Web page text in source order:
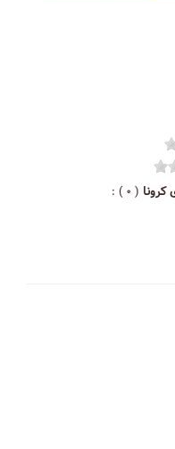
( ۰ ) :